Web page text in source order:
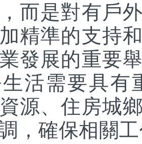
而是對有戶
精準的支持
發展的重要
活需要具有
源、住房城
，確保相關